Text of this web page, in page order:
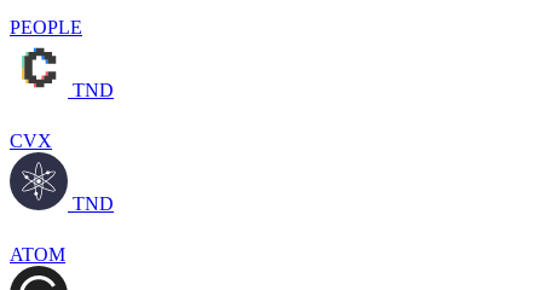
PEOPLE
TND
CVX
TND
ATOM